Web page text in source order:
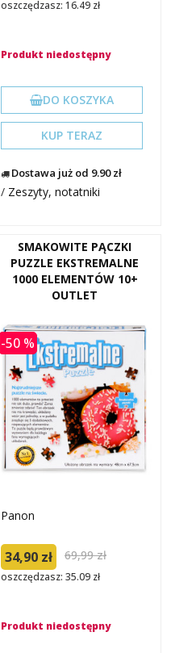
oszczędzasz: 16.49 zł
Produkt niedostępny
DO KOSZYKA
KUP TERAZ
Dostawa już od 9.90 zł
/ Zeszyty, notatniki
SMAKOWITE PĄCZKI
PUZZLE EKSTREMALNE
1000 ELEMENTÓW 10+
OUTLET
-50 %
Panon
34,90 zł 69,99 zł
oszczędzasz: 35.09 zł
Produkt niedostępny